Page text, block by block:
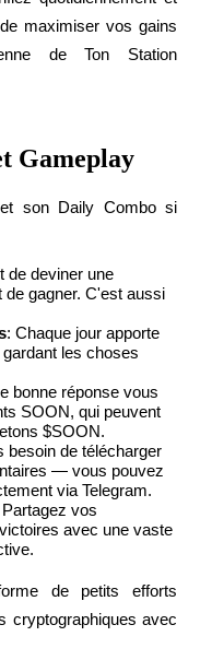
des informations
à terme
maximiser vos gains
de Ton Station
Gameplay
son Daily Combo si
de deviner une
gagner. C'est aussi
: Chaque jour apporte
les choses
bonne réponse vous
SOON, qui peuvent
$SOON.
besoin de télécharger
— vous pouvez
via Telegram.
Partagez vos
avec une vaste
de petits efforts
cryptographiques avec